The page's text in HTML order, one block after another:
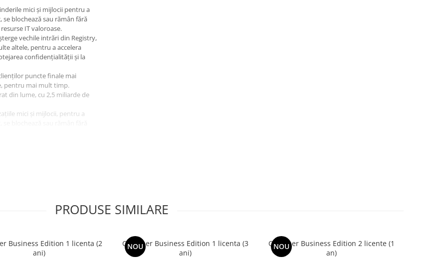
mici și mijlocii pentru a
blochează sau rămân fără
IT valoroase.
vechile intrări din Registry,
altele, pentru a accelera
confidențialității și la
puncte finale mai
pentru mai mult timp.
din lume, cu 2,5 miliarde de
mici și mijlocii, pentru a
IT valoroase. Șterge în
intrări din Registry, oprește
și la creșterea
puncte finale mai
finale și curățează fișierele
șterge vechile intrări din
PRODUSE SIMILARE
Business Edition 1 licenta (2
ani)
NOU
CCleaner Business Edition 1 licenta (3
ani)
NOU
CCleaner Business Edition 2 licente (1
an)